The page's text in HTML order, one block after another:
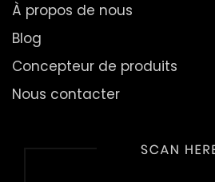
À propos de nous
Blog
Concepteur de produits
Nous contacter